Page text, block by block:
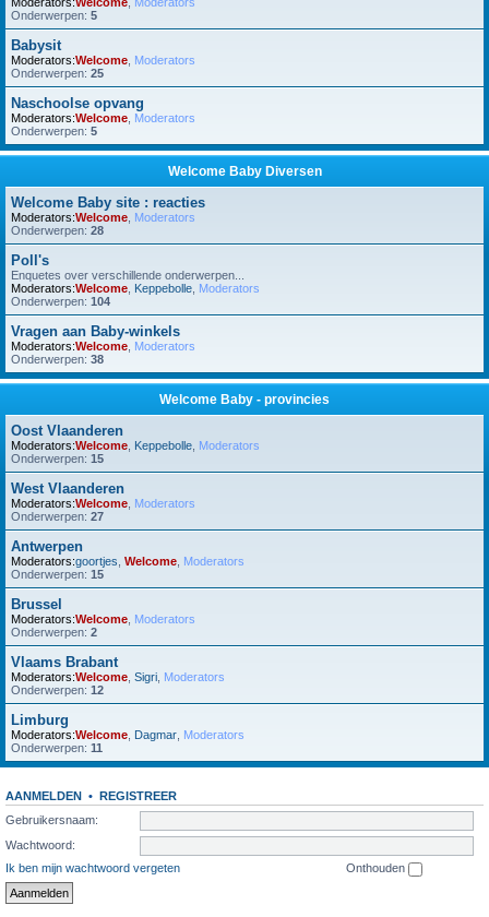
Onderwerpen: 5
Babysit
Moderators:Welcome Moderators
Onderwerpen: 25
Naschoolse opvang
Moderators:Welcome Moderators
Onderwerpen: 5
Welcome Baby Diversen
Welcome Baby site : reacties
Moderators:Welcome Moderators
Onderwerpen: 28
Poll's
Enquetes over verschillende onderwerpen...
Moderators:Welcome Keppebolle Moderators
Onderwerpen: 104
Vragen aan Baby-winkels
Moderators:Welcome Moderators
Onderwerpen: 38
Welcome Baby - provincies
Oost Vlaanderen
Moderators:Welcome Keppebolle Moderators
Onderwerpen: 15
West Vlaanderen
Moderators:Welcome Moderators
Onderwerpen: 27
Antwerpen
Moderators:goortjes Welcome Moderators
Onderwerpen: 15
Brussel
Moderators:Welcome Moderators
Onderwerpen: 2
Vlaams Brabant
Moderators:Welcome Sigri Moderators
Onderwerpen: 12
Limburg
Moderators:Welcome Dagmar Moderators
Onderwerpen: 11
AANMELDEN • REGISTREER
Gebruikersnaam:
Wachtwoord:
Ik ben mijn wachtwoord vergeten
Onthouden